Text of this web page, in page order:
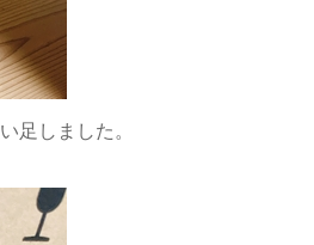
足しました。